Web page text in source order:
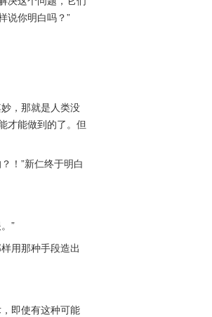
说你明白吗？”
，那就是人类没
才能做到的了。但
！”新仁终于明白
”
用那种手段造出
即使有这种可能